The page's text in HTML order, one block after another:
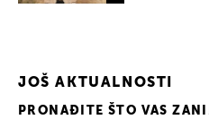
JOŠ AKTUALNOSTI
PRONAĐITE ŠTO VAS